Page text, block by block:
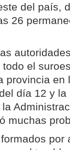
del país,
26
el
provincia en
día 12 y
muchas
por